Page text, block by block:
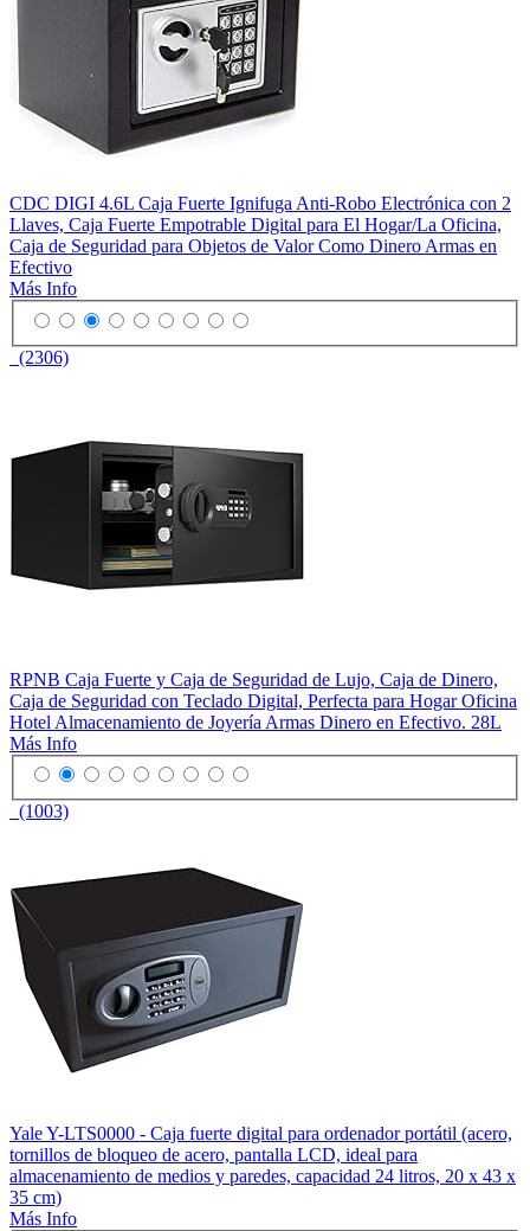
CDC DIGI 4.6L Caja Fuerte Ignifuga Anti-Robo Electrónica con 2
Llaves, Caja Fuerte Empotrable Digital para El Hogar/La Oficina,
Caja de Seguridad para Objetos de Valor Como Dinero Armas en
Efectivo
Más Info
(2306)
RPNB Caja Fuerte y Caja de Seguridad de Lujo, Caja de Dinero,
Caja de Seguridad con Teclado Digital, Perfecta para Hogar Oficina
Hotel Almacenamiento de Joyería Armas Dinero en Efectivo. 28L
Más Info
(1003)
Yale Y-LTS0000 - Caja fuerte digital para ordenador portátil (acero,
tornillos de bloqueo de acero, pantalla LCD, ideal para
almacenamiento de medios y paredes, capacidad 24 litros, 20 x 43 x
35 cm)
Más Info